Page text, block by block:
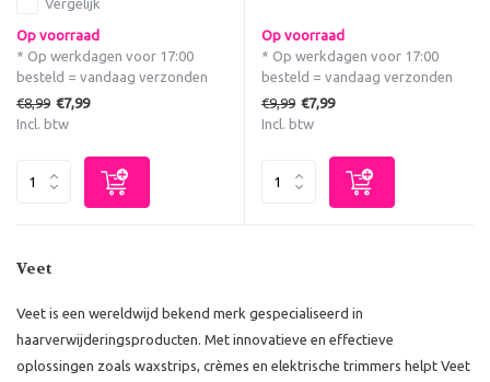
Op voorraad
* Op werkdagen voor 17:00
besteld = vandaag verzonden
€8,99 €7,99
Incl. btw
Op voorraad
* Op werkdagen voor 17:00
besteld = vandaag verzonden
€9,99 €7,99
Incl. btw
Veet
Veet is een wereldwijd bekend merk gespecialiseerd in
haarverwijderingsproducten. Met innovatieve en effectieve
oplossingen zoals waxstrips, crèmes en elektrische trimmers helpt Veet